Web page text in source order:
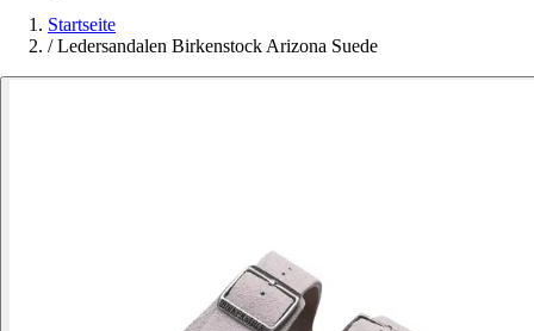
Startseite
/ Ledersandalen Birkenstock Arizona Suede